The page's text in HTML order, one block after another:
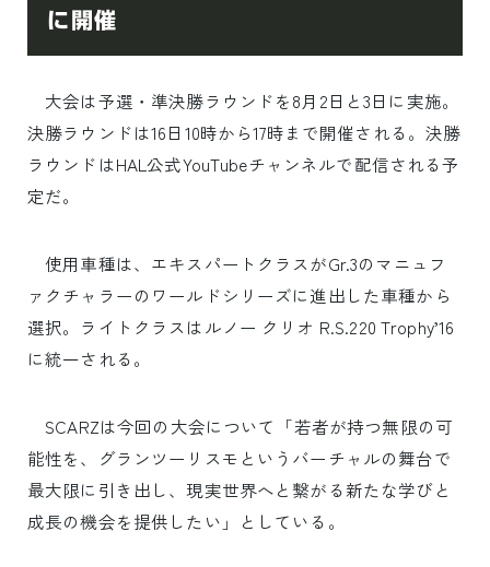
に開催
大会は予選・準決勝ラウンドを8月2日と3日に実施。
決勝ラウンドは16日10時から17時まで開催される。決勝
ラウンドはHAL公式YouTubeチャンネルで配信される予
定だ。
使用車種は、エキスパートクラスがGr.3のマニュフ
ァクチャラーのワールドシリーズに進出した車種から
選択。ライトクラスはルノー クリオ R.S.220 Trophy’16
に統一される。
SCARZは今回の大会について「若者が持つ無限の可
能性を、グランツーリスモというバーチャルの舞台で
最大限に引き出し、現実世界へと繋がる新たな学びと
成長の機会を提供したい」としている。